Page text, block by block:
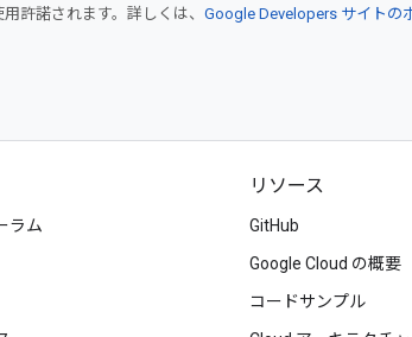
用許諾されます。詳しくは、 Google Developers サイトの
ラム
リソース
GitHub
Google Cloud の概要
コードサンプル